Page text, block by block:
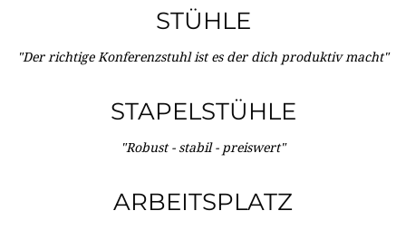
STÜHLE
"Der richtige Konferenzstuhl ist es der dich produktiv macht"
STAPELSTÜHLE
"Robust - stabil - preiswert"
ARBEITSPLATZ